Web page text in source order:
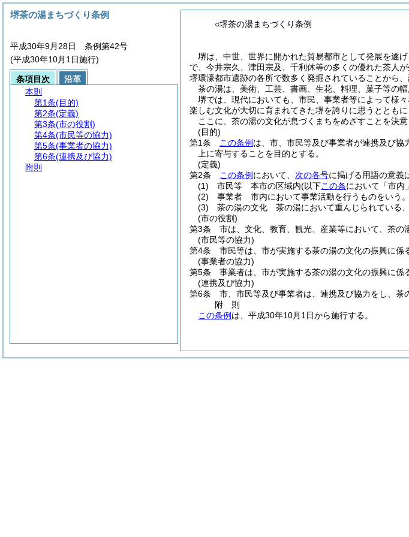
○堺茶の湯まちづくり条例
堺は、中世、世界に開かれた貿易都市として発展を遂
で、今井宗久、津田宗及、千利休等の多くの優れた茶人
堺環濠都市遺跡の各所で数多く発掘されていることから
茶の湯は、美術、工芸、書画、生花、料理、菓子等の
堺では、現代においても、市民、事業者等によって様
楽しむ文化が大切に育まれてきた堺を誇りに思うととも
ここに、茶の湯の文化が息づくまちをめざすことを決意
(目的)
第1条
この条例 は、市、市民等及び事業者が連携及び
上に寄与することを目的とする。
(定義)
第2条
この条例 において、 次の各号に掲げる用語の意義
(1)
市民等 本市の区域内(以下この条において「市内
(2)
事業者 市内において事業活動を行うものをいう。
(3)
茶の湯の文化 茶の湯において重んじられている
(市の役割)
第3条
市は、文化、教育、観光、産業等において、茶の
(市民等の協力)
第4条
市民等は、市が実施する茶の湯の文化の振興に係
(事業者の協力)
第5条
事業者は、市が実施する茶の湯の文化の振興に係
(連携及び協力)
第6条
市、市民等及び事業者は、連携及び協力をし、茶
附 則
この条例 は、平成30年10月1日から施行する。
堺茶の湯まちづくり条例
平成30年9月28日 条例第42号
(平成30年10月1日施行)
条項目次
沿革
本則
第1条(目的)
第2条(定義)
第3条(市の役割)
第4条(市民等の協力)
第5条(事業者の協力)
第6条(連携及び協力)
附則